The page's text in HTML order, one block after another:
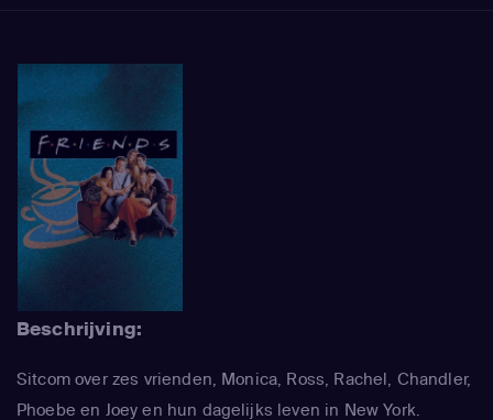
Beschrijving:
Sitcom over zes vrienden, Monica, Ross, Rachel, Chandler,
Phoebe en Joey en hun dagelijks leven in New York.